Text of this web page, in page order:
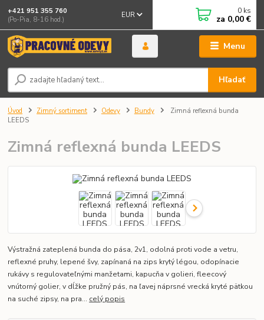
Menu
EUR
Hľadať
+421 951 355 760
(Po-Pia, 8-16 hod.)
0 ks
za 0,00 €
Úvod Zimný sortiment Odevy Bundy
Zimná reflexná bunda
LEEDS
Zimná reflexná bunda LEEDS
Výstražná zateplená bunda do pása, 2v1, odolná proti vode a vetru,
reflexné pruhy, lepené švy, zapínaná na zips krytý légou, odopínacie
rukávy s regulovateľnými manžetami, kapucňa v golieri, fleecový
vnútorný golier, v dĺžke pružný pás, na ľavej náprsné vrecká kryté pätkou
na suché zipsy, na pra... celý popis